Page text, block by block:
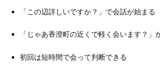
1.
山
形
「この辺詳しいですか？」で会話が始まる
「じゃあ香澄町の近くで軽く会います？」
初回は短時間で会って判断できる